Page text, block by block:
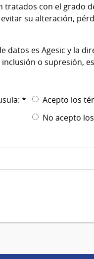
tratados con el grado
su alteración,
datos es Agesic y la
o supresión,
*
Acepto los
No acepto